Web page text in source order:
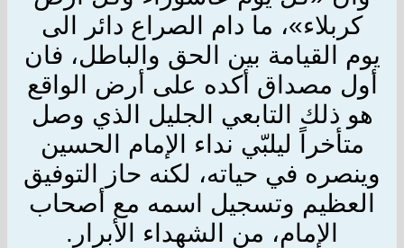
كربلاء»، ما دام الصراع دائر الى
يوم القيامة بين الحق والباطل، فان
أول مصداق أكده على أرض الواقع
هو ذلك التابعي الجليل الذي وصل
متأخراً ليلبّي نداء الإمام الحسين
وينصره في حياته، لكنه حاز التوفيق
العظيم وتسجيل اسمه مع أصحاب
الإمام، من الشهداء الأبرار.